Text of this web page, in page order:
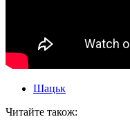
Шацьк
Читайте також: